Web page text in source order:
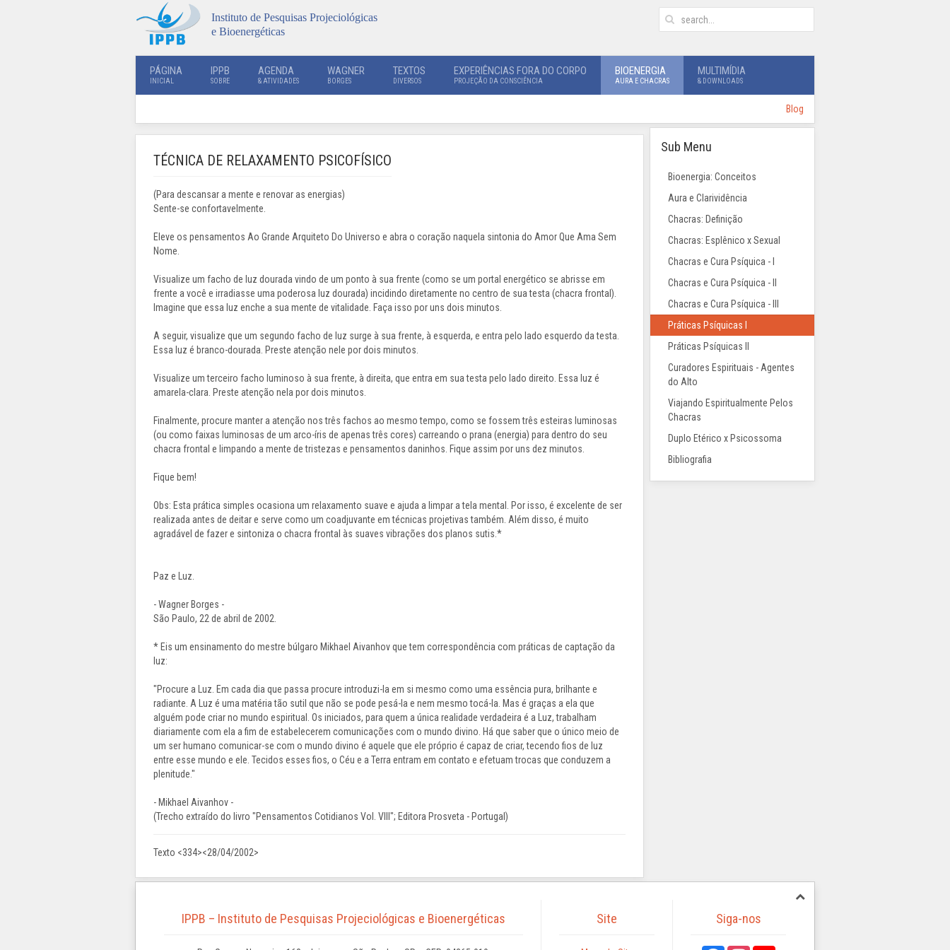
Instituto de Pesquisas Projeciológicas
e Bioenergéticas
PÁGINA
INICIAL
IPPB
SOBRE
AGENDA
& ATIVIDADES
WAGNER
BORGES
TEXTOS
DIVERSOS
EXPERIÊNCIAS FORA DO CORPO
PROJEÇÃO DA CONSCIÊNCIA
BIOENERGIA
AURA E CHACRAS
MULTIMÍDIA
& DOWNLOADS
Blog
TÉCNICA DE RELAXAMENTO PSICOFÍSICO
(Para descansar a mente e renovar as energias)
Sente-se confortavelmente.
Eleve os pensamentos Ao Grande Arquiteto Do Universo e abra o coração naquela sintonia do Amor Que Ama Sem
Nome.
Visualize um facho de luz dourada vindo de um ponto à sua frente (como se um portal energético se abrisse em
frente a você e irradiasse uma poderosa luz dourada) incidindo diretamente no centro de sua testa (chacra frontal).
Imagine que essa luz enche a sua mente de vitalidade. Faça isso por uns dois minutos.
A seguir, visualize que um segundo facho de luz surge à sua frente, à esquerda, e entra pelo lado esquerdo da testa.
Essa luz é branco-dourada. Preste atenção nele por dois minutos.
Visualize um terceiro facho luminoso à sua frente, à direita, que entra em sua testa pelo lado direito. Essa luz é
amarela-clara. Preste atenção nela por dois minutos.
Finalmente, procure manter a atenção nos três fachos ao mesmo tempo, como se fossem três esteiras luminosas
(ou como faixas luminosas de um arco-íris de apenas três cores) carreando o prana (energia) para dentro do seu
chacra frontal e limpando a mente de tristezas e pensamentos daninhos. Fique assim por uns dez minutos.
Fique bem!
Obs: Esta prática simples ocasiona um relaxamento suave e ajuda a limpar a tela mental. Por isso, é excelente de ser
realizada antes de deitar e serve como um coadjuvante em técnicas projetivas também. Além disso, é muito
agradável de fazer e sintoniza o chacra frontal às suaves vibrações dos planos sutis.*
Paz e Luz.
- Wagner Borges -
São Paulo, 22 de abril de 2002.
* Eis um ensinamento do mestre búlgaro Mikhael Aivanhov que tem correspondência com práticas de captação da
luz:
"Procure a Luz. Em cada dia que passa procure introduzi-la em si mesmo como uma essência pura, brilhante e
radiante. A Luz é uma matéria tão sutil que não se pode pesá-la e nem mesmo tocá-la. Mas é graças a ela que
alguém pode criar no mundo espiritual. Os iniciados, para quem a única realidade verdadeira é a Luz, trabalham
diariamente com ela a fim de estabelecerem comunicações com o mundo divino. Há que saber que o único meio de
um ser humano comunicar-se com o mundo divino é aquele que ele próprio é capaz de criar, tecendo fios de luz
entre esse mundo e ele. Tecidos esses fios, o Céu e a Terra entram em contato e efetuam trocas que conduzem a
plenitude."
- Mikhael Aivanhov -
(Trecho extraído do livro "Pensamentos Cotidianos Vol. VIII"; Editora Prosveta - Portugal)
Texto <334><28/04/2002>
Sub Menu
Bioenergia: Conceitos
Aura e Clarividência
Chacras: Definição
Chacras: Esplênico x Sexual
Chacras e Cura Psíquica - I
Chacras e Cura Psíquica - II
Chacras e Cura Psíquica - III
Práticas Psíquicas I
Práticas Psíquicas II
Curadores Espirituais - Agentes
do Alto
Viajando Espiritualmente Pelos
Chacras
Duplo Etérico x Psicossoma
Bibliografia
IPPB – Instituto de Pesquisas Projeciológicas e Bioenergéticas Site Siga-nos